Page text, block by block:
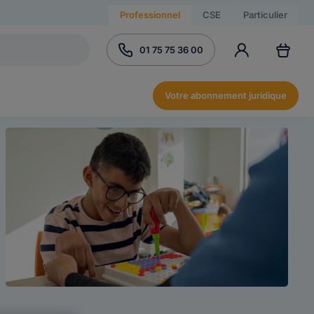
Professionnel CSE Particulier
01 75 75 36 00
Votre abonnement juridique